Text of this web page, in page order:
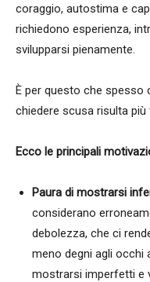
coraggio, autostima e
richiedono esperienza,
svilupparsi pienamente.
È per questo che spesso
chiedere scusa risulta più
Ecco le principali
Paura di mostrarsi
considerano
debolezza, che ci
meno degni agli occhi
mostrarsi imperfetti e